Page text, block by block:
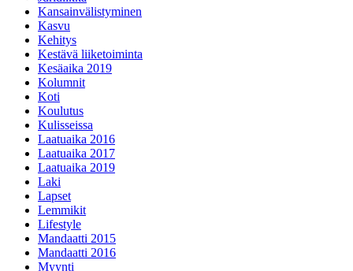
Kansainvälistyminen
Kasvu
Kehitys
Kestävä liiketoiminta
Kesäaika 2019
Kolumnit
Koti
Koulutus
Kulisseissa
Laatuaika 2016
Laatuaika 2017
Laatuaika 2019
Laki
Lapset
Lemmikit
Lifestyle
Mandaatti 2015
Mandaatti 2016
Myynti